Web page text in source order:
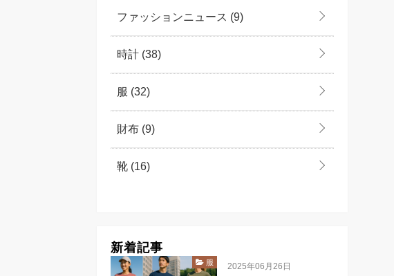
ファッションニュース (9)
時計 (38)
服 (32)
財布 (9)
靴 (16)
新着記事
服
2025年06月26日